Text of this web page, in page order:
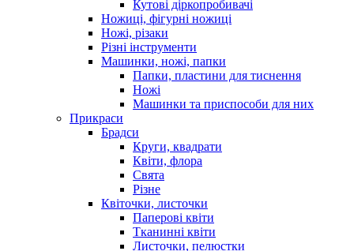
Кутові діркопробивачі
Ножиці, фігурні ножиці
Ножі, різаки
Різні інструменти
Машинки, ножі, папки
Папки, пластини для тиснення
Ножі
Машинки та приспособи для них
Прикраси
Брадси
Круги, квадрати
Квіти, флора
Свята
Різне
Квіточки, листочки
Паперові квіти
Тканинні квіти
Листочки, пелюстки